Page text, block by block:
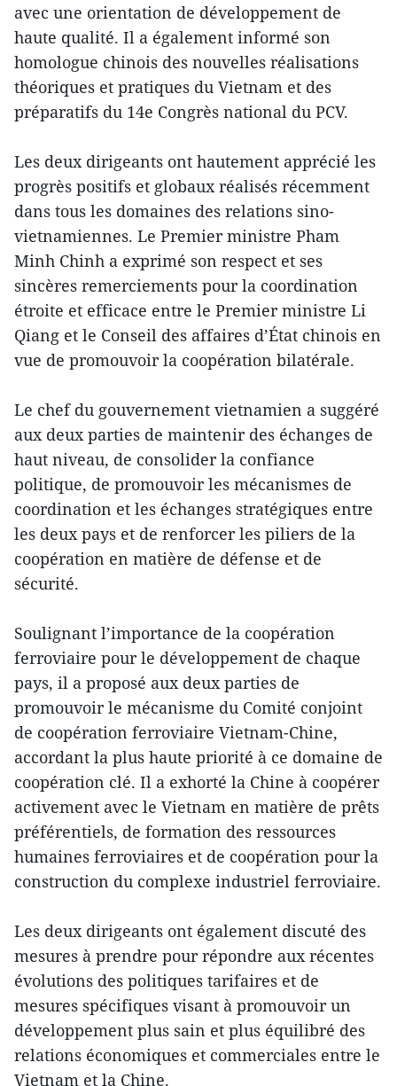
avec une orientation de développement de
haute qualité. Il a également informé son
homologue chinois des nouvelles réalisations
théoriques et pratiques du Vietnam et des
préparatifs du 14e Congrès national du PCV.
Les deux dirigeants ont hautement apprécié les
progrès positifs et globaux réalisés récemment
dans tous les domaines des relations sino-
vietnamiennes. Le Premier ministre Pham
Minh Chinh a exprimé son respect et ses
sincères remerciements pour la coordination
étroite et efficace entre le Premier ministre Li
Qiang et le Conseil des affaires d’État chinois en
vue de promouvoir la coopération bilatérale.
Le chef du gouvernement vietnamien a suggéré
aux deux parties de maintenir des échanges de
haut niveau, de consolider la confiance
politique, de promouvoir les mécanismes de
coordination et les échanges stratégiques entre
les deux pays et de renforcer les piliers de la
coopération en matière de défense et de
sécurité.
Soulignant l’importance de la coopération
ferroviaire pour le développement de chaque
pays, il a proposé aux deux parties de
promouvoir le mécanisme du Comité conjoint
de coopération ferroviaire Vietnam-Chine,
accordant la plus haute priorité à ce domaine de
coopération clé. Il a exhorté la Chine à coopérer
activement avec le Vietnam en matière de prêts
préférentiels, de formation des ressources
humaines ferroviaires et de coopération pour la
construction du complexe industriel ferroviaire.
Les deux dirigeants ont également discuté des
mesures à prendre pour répondre aux récentes
évolutions des politiques tarifaires et de
mesures spécifiques visant à promouvoir un
développement plus sain et plus équilibré des
relations économiques et commerciales entre le
Vietnam et la Chine.